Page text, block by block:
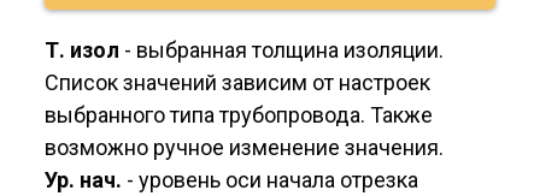
Т. изол - выбранная толщина изоляции.
Список значений зависим от настроек
выбранного типа трубопровода. Также
возможно ручное изменение значения.
Ур. нач. - уровень оси начала отрезка